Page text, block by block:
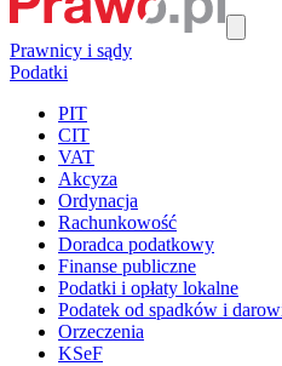
Prawnicy i sądy
Podatki
PIT
CIT
VAT
Akcyza
Ordynacja
Rachunkowość
Doradca podatkowy
Finanse publiczne
Podatki i opłaty lokalne
Podatek od spadków i
Orzeczenia
KSeF